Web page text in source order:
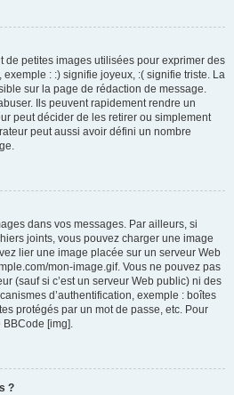
de petites images utilisées pour exprimer des
: :) signifie joyeux, :( signifie triste. La
sur la page de rédaction de message.
Ils peuvent rapidement rendre un
peut décider de les retirer ou simplement
peut aussi avoir défini un nombre
dans vos messages. Par ailleurs, si
joints, vous pouvez charger une image
lier une image placée sur un serveur Web
mon-image.gif. Vous ne pouvez pas
(sauf si c’est un serveur Web public) ni des
d’authentification, exemple : boîtes
protégés par un mot de passe, etc. Pour
BBCode [img].
?